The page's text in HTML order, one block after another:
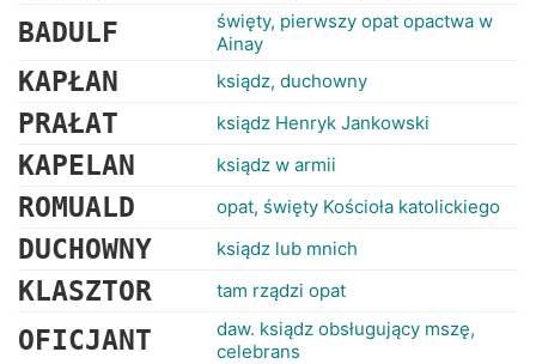
BADULF
święty, pierwszy opat opactwa w
Ainay
KAPŁAN ksiądz, duchowny
PRAŁAT ksiądz Henryk Jankowski
KAPELAN ksiądz w armii
ROMUALD opat, święty Kościoła katolickiego
DUCHOWNY ksiądz lub mnich
KLASZTOR tam rządzi opat
OFICJANT
daw. ksiądz obsługujący mszę,
celebrans